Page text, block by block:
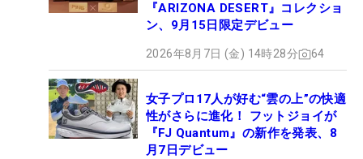
『ARIZONA DESERT』コレクショ
ン、9月15日限定デビュー
2026年8月7日 (金) 14時28分 64
女子プロ17人が好む“雲の上”の快適
性がさらに進化！ フットジョイが
『FJ Quantum』の新作を発表、8
月7日デビュー